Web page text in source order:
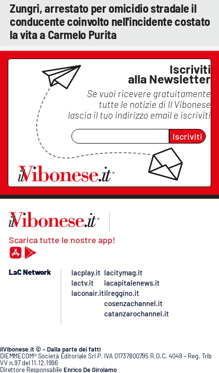
Zungri, arrestato per omicidio stradale il
conducente coinvolto nell'incidente costato
la vita a Carmelo Purita
Iscriviti
alla Newsletter
Se vuoi ricevere gratuitamente
tutte le notizie di Il Vibonese
lascia il tuo indirizzo email e iscriviti
Iscriviti
Scarica tutte le nostre app!
LaC Network
lacplay.it
lactv.it
laconair.it
lacitymag.it
lacapitalenews.it
ilreggino.it
cosenzachannel.it
catanzarochannel.it
ilVibonese.it © – Dalla parte dei fatti
DIEMMECOM® Società Editoriale Srl P. IVA 01737800795 R.O.C. 4049 – Reg. Trib
VV n.97 del 11.12.1996
Direttore Responsabile Enrico De Girolamo